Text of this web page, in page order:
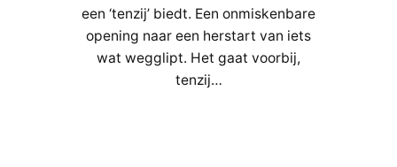
een ‘tenzij’ biedt. Een onmiskenbare
opening naar een herstart van iets
wat wegglipt. Het gaat voorbij,
tenzij…